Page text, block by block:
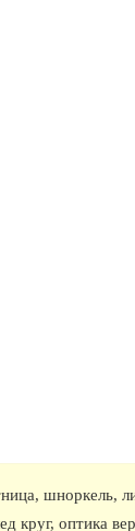
шноркель,
круг, оптика